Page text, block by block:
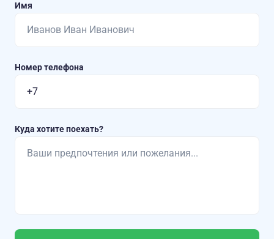
Имя
Номер телефона
Куда хотите поехать?